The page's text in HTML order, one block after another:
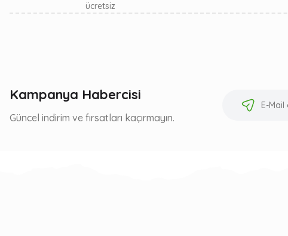
ücretsiz
Kampanya Habercisi
Güncel indirim ve fırsatları kaçırmayın.